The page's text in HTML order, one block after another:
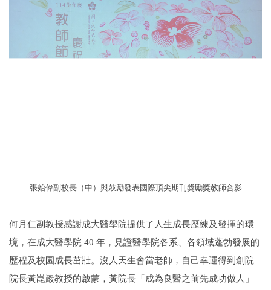
張始偉副校長（中）與鼓勵發表國際頂尖期刊獎勵獎教師合影
何月仁副教授感謝成大醫學院提供了人生成長歷練及發揮的環
境，在成大醫學院 40 年，見證醫學院各系、各領域蓬勃發展的
歷程及校園成長茁壯。沒人天生會當老師，自己幸運得到創院
院長黃崑巖教授的啟蒙，黃院長「成為良醫之前先成功做人」